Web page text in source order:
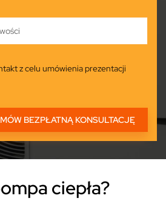
z celu umówienia prezentacji
ciepła?